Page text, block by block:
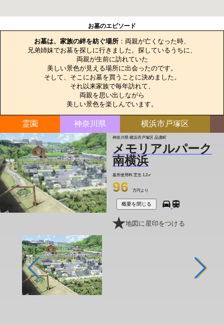
お墓のエピソード
お墓は、家族の絆を紡ぐ場所 ：両親が亡くなった時、
兄弟姉妹でお墓を探しに行きました。探しているうちに、
両親が生前に訪れていた
美しい景色が見える場所に出会ったのです。
そして、そこにお墓を買うことに決めました。
それ以来家族で毎年訪れて、
両親を思い出しながら
美しい景色を楽しんでいます。
霊園 神奈川県 横浜市戸塚区
神奈川県 横浜市戸塚区 品濃町
メモリアルパーク
南横浜
墓所使用料 芝生 1.2㎡
96 万円より
概要を閉じる
地図に星印をつける